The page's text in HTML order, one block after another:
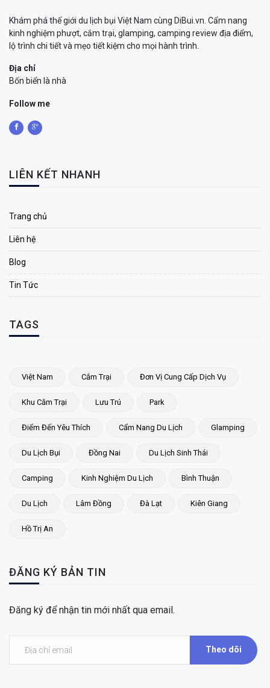
Khám phá thế giới du lịch bụi Việt Nam cùng DiBui.vn. Cẩm nang
kinh nghiệm phượt, cắm trại, glamping, camping review địa điểm,
lộ trình chi tiết và mẹo tiết kiệm cho mọi hành trình.
Địa chỉ
Bốn biển là nhà
Follow me
LIÊN KẾT NHANH
Trang chủ
Liên hệ
Blog
Tin Tức
TAGS
Việt Nam Cắm Trại Đơn Vị Cung Cấp Dịch Vụ
Khu Cắm Trại Lưu Trú Park
Điểm Đến Yêu Thích Cẩm Nang Du Lịch Glamping
Du Lịch Bụi Đồng Nai Du Lịch Sinh Thái
Camping Kinh Nghiệm Du Lịch Bình Thuận
Du Lịch Lâm Đồng Đà Lạt Kiên Giang
Hồ Trị An
ĐĂNG KÝ BẢN TIN
Đăng ký để nhận tin mới nhất qua email.
Theo dõi